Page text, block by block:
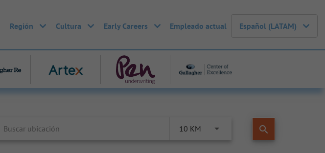
Región Cultura Early Careers Empleado actual Español (LATAM)
10 KM search